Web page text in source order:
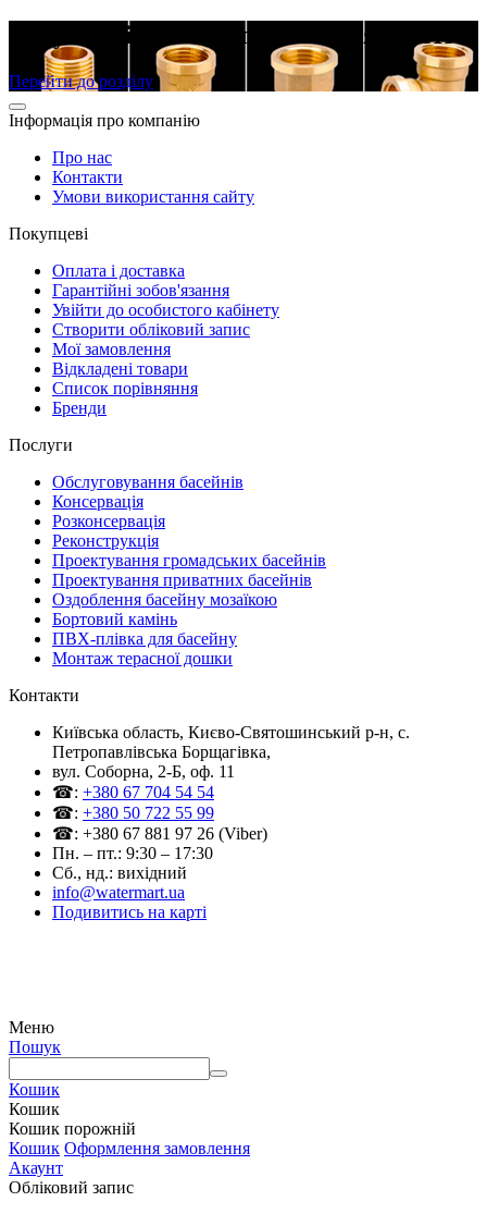
Латунні різьбові фітинги в наявності
Перейти до розділу
Інформація про компанію
Про нас
Контакти
Умови використання сайту
Покупцеві
Оплата і доставка
Гарантійні зобов'язання
Увійти до особистого кабінету
Створити обліковий запис
Мої замовлення
Відкладені товари
Список порівняння
Бренди
Послуги
Обслуговування басейнів
Консервація
Розконсервація
Реконструкція
Проектування громадських басейнів
Проектування приватних басейнів
Оздоблення басейну мозаїкою
Бортовий камінь
ПВХ-плівка для басейну
Монтаж терасної дошки
Контакти
Київська область, Києво-Святошинський р-н, c.
Петропавлівська Борщагівка,
вул. Соборна, 2-Б, оф. 11
☎: +380 67 704 54 54
☎: +380 50 722 55 99
☎: +380 67 881 97 26 (Viber)
Пн. – пт.: 9:30 – 17:30
Сб., нд.: вихідний
info@watermart.ua
Подивитись на карті
Меню
Пошук
Кошик
Кошик
Кошик порожній
Кошик Оформлення замовлення
Акаунт
Обліковий запис